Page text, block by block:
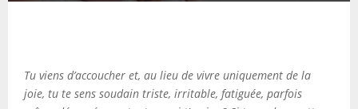
Tu viens d’accoucher et, au lieu de vivre uniquement de la
joie, tu te sens soudain triste, irritable, fatiguée, parfois